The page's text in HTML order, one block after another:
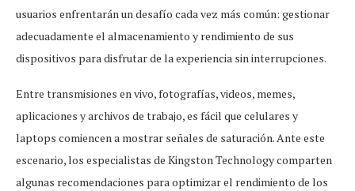
usuarios enfrentarán un desafío cada vez más común: gestionar
adecuadamente el almacenamiento y rendimiento de sus
dispositivos para disfrutar de la experiencia sin interrupciones.
Entre transmisiones en vivo, fotografías, videos, memes,
aplicaciones y archivos de trabajo, es fácil que celulares y
laptops comiencen a mostrar señales de saturación. Ante este
escenario, los especialistas de Kingston Technology comparten
algunas recomendaciones para optimizar el rendimiento de los